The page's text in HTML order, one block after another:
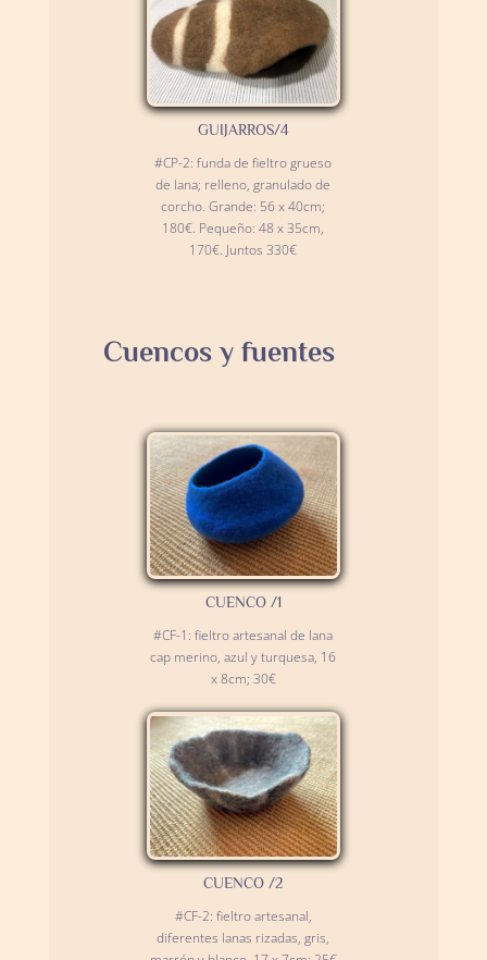
GUIJARROS/4
#CP-2: funda de fieltro grueso
de lana; relleno, granulado de
corcho. Grande: 56 x 40cm;
180€. Pequeño: 48 x 35cm,
170€. Juntos 330€
Cuencos y fuentes
CUENCO /1
#CF-1: fieltro artesanal de lana
cap merino, azul y turquesa, 16
x 8cm; 30€
CUENCO /2
#CF-2: fieltro artesanal,
diferentes lanas rizadas, gris,